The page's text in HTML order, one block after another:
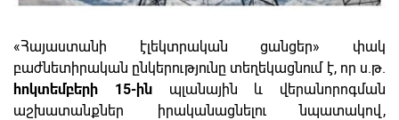
«Հայաստանի էլեկտրական ցանցեր» փակ
բաժնետիրական ընկերությունը տեղեկացնում է, որ ս.թ.
հոկտեմբերի 15-ինպլանային և վերանորոգման
աշխատանքներ իրականացնելու նպատակով,